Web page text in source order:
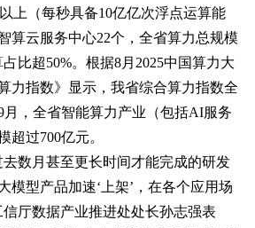
上（每秒具备10亿亿次浮点运算能
算云服务中心22个，全省算力总规模
比超50%。根据8月2025中国算力大
力指数》显示，我省综合算力指数全
，全省智能算力产业（包括AI服务
超过700亿元。
数月甚至更长时间才能完成的研发
模型产品加速‘上架’，在各个应用场
厅数据产业推进处处长孙志强表